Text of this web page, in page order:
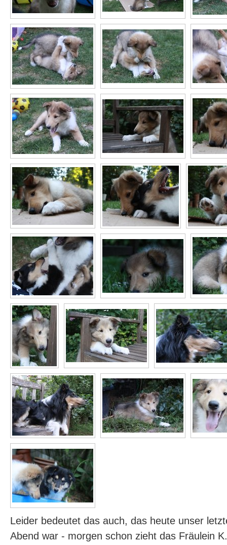
Leider bedeutet das auch, das heute unser
Abend war - morgen schon zieht das Fräulein